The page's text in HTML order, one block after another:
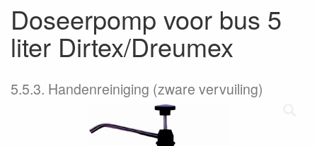
Doseerpomp voor bus 5
liter Dirtex/Dreumex
5.5.3. Handenreiniging (zware vervuiling)